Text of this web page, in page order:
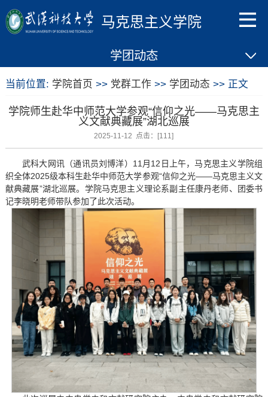
马克思主义学院
学团动态
当前位置: 学院首页 >> 党群工作 >> 学团动态 >> 正文
学院师生赴华中师范大学参观“信仰之光——马克思主
义文献典藏展”湖北巡展
2025-11-12 点击：[111]
武科大网讯（通讯员刘博洋）11月12日上午，马克思主义学院组
织全体2025级本科生赴华中师范大学参观“信仰之光——马克思主义文
献典藏展”湖北巡展。学院马克思主义理论系副主任康丹老师、团委书
记李晓明老师带队参加了此次活动。